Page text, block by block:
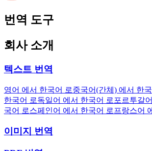
번역 도구
회사 소개
텍스트 번역
영어 에서 한국어 로중국어(간체) 에서 한
한국어 로독일어 에서 한국어 로 포르투갈
국어 로스페인어 에서 한국어 로 프랑스어
이미지 번역